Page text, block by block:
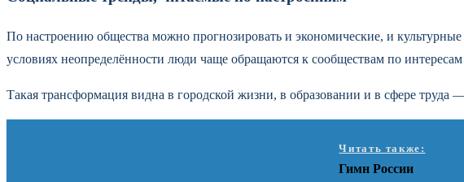
По настроению общества можно прогнозировать и экономические, и
условиях неопределённости люди чаще обращаются к сообществам по
Такая трансформация видна в городской жизни, в образовании и в сфере труда
Читать также:
Гимн России